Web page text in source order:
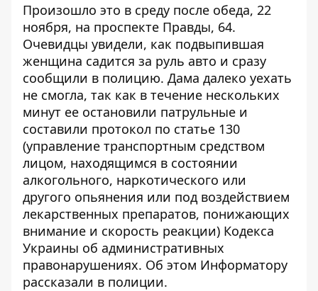
Произошло это в среду после обеда, 22
ноября, на проспекте Правды, 64.
Очевидцы увидели, как подвыпившая
женщина садится за руль авто и сразу
сообщили в полицию. Дама далеко уехать
не смогла, так как в течение нескольких
минут ее остановили патрульные и
составили протокол по статье 130
(управление транспортным средством
лицом, находящимся в состоянии
алкогольного, наркотического или
другого опьянения или под воздействием
лекарственных препаратов, понижающих
внимание и скорость реакции) Кодекса
Украины об административных
правонарушениях. Об этом Информатору
рассказали в полиции.